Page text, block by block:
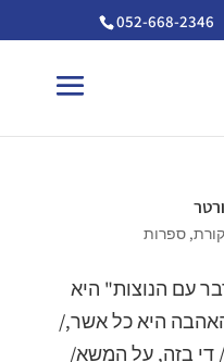
052-668-2346
, ספרות
עם הנוצות" היא
היא כל אשר,/
די בזה, על המשא/